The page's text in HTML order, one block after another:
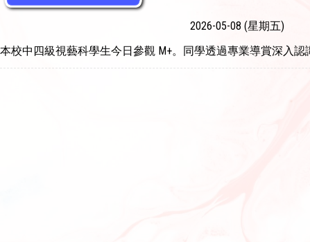
2026-05-08 (星期五)
本校中四級視藝科學生今日參觀 M+。同學透過專業導賞深入